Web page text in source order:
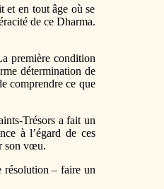
et en tout âge où se
de ce Dharma.
première condition
détermination de
comprendre ce que
Trésors a fait un
à l’égard de ces
son vœu.
résolution – faire un